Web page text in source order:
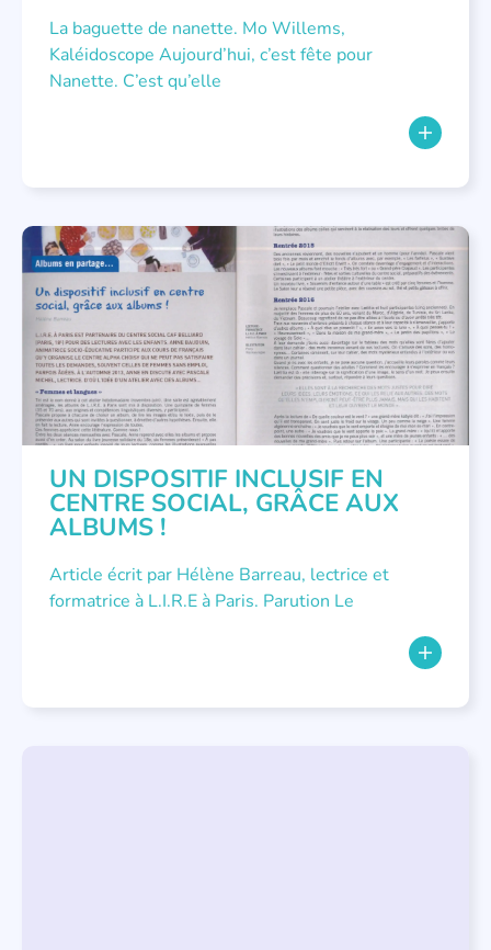
La baguette de nanette. Mo Willems,
Kaléidoscope Aujourd’hui, c’est fête pour
Nanette. C’est qu’elle
LITTÉRATURE JEUNESSE , NOUS AVONS PUBLIÉ
UN DISPOSITIF INCLUSIF EN
CENTRE SOCIAL, GRÂCE AUX
ALBUMS !
Article écrit par Hélène Barreau, lectrice et
formatrice à L.I.R.E à Paris. Parution Le